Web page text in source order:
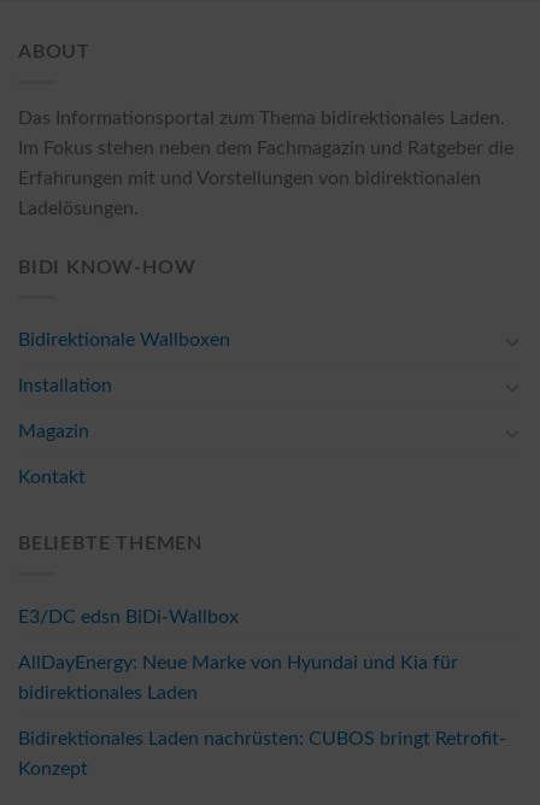
ABOUT
Das Informationsportal zum Thema bidirektionales Laden.
Im Fokus stehen neben dem Fachmagazin und Ratgeber die
Erfahrungen mit und Vorstellungen von bidirektionalen
Ladelösungen.
BIDI KNOW-HOW
Bidirektionale Wallboxen
Installation
Magazin
Kontakt
BELIEBTE THEMEN
E3/DC edsn BiDi-Wallbox
AllDayEnergy: Neue Marke von Hyundai und Kia für
bidirektionales Laden
Bidirektionales Laden nachrüsten: CUBOS bringt Retrofit-
Konzept